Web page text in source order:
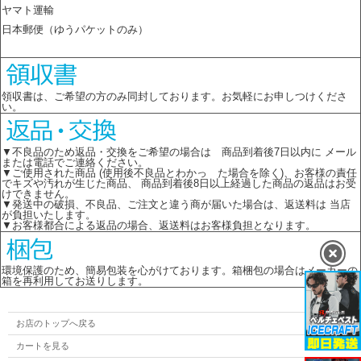
ヤマト運輸
日本郵便（ゆうパケットのみ）
領収書は、ご希望の方のみ同封しております。お気軽にお申しつけくださ
い。
▼不良品のため返品・交換をご希望の場合は 商品到着後7日以内に メール
または電話でご連絡ください。
▼ご使用された商品 (使用後不良品とわかっ た場合を除く)、お客様の責任
でキズや汚れが生じた商品、 商品到着後8日以上経過した商品の返品はお受
けできません。
▼発送中の破損、不良品、ご注文と違う商が届いた場合は、返送料は 当店
が負担いたします。
▼お客様都合による返品の場合、返送料はお客様負担となります。
環境保護のため、簡易包装を心がけております。箱梱包の場合はメーカーの
箱を再利用してお送りします。
お店のトップへ戻る
カートを見る